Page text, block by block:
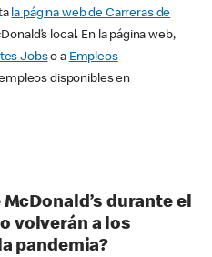
la página web de Carreras de
local. En la página web,
Jobso a Empleos
disponibles en
durante el
volverán a los
pandemia?